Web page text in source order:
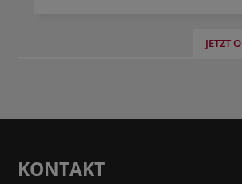
JETZT
KONTAKT